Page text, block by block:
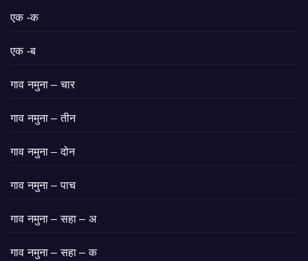
एक -क
एक -ब
गाव नमुना – चार
गाव नमुना – तीन
गाव नमुना – दोन
गाव नमुना – पाच
गाव नमुना – सहा – अ
गाव नमुना – सहा – क